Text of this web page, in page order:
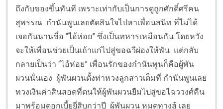
ถึงกับของขึ้นทันที เพราะเท่ากับเป็นการดูถูกศักดิ์ศรีคน
สุพรรณ กำนันพูนเลยตัดสินใจไปหาเพื่อนสนิท ที่ไม่ได้
เจอกันนานชื่อ “ไอ้ห่อย” ซึ่งเป็นทหารเหมือนกัน โดยหวัง
จะให้เพื่อนช่วยเป็นเถ้าแก่ไปสู่ขอฉวีผ่องให้พัน แต่กลับ
กลายเป็นว่า “ไอ้ห่อย” เพื่อนรักของกำนันพูนก็คือผู้พัน
ผวนนั่นเอง ผู้พันผวนตั้งท่าหวงลูกสาวเต็มที่ กำนันพูนเลย
ทวงเงินค่าสินสอดที่ตนให้ผู้พันผวนยืมไปสู่ขอไฉววงศ์คืน
มาพร้อมดอกเบี้ยยี่สิบกว่าปี ผู้พันผวน หมดทางสู้ เลย